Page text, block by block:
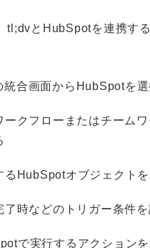
tl;dvとHubSpotを連携す
統合画面からHubSpotを選
ークフローまたはチーム
るHubSpotオブジェクト
了時などのトリガー条件を
で実行するアクション